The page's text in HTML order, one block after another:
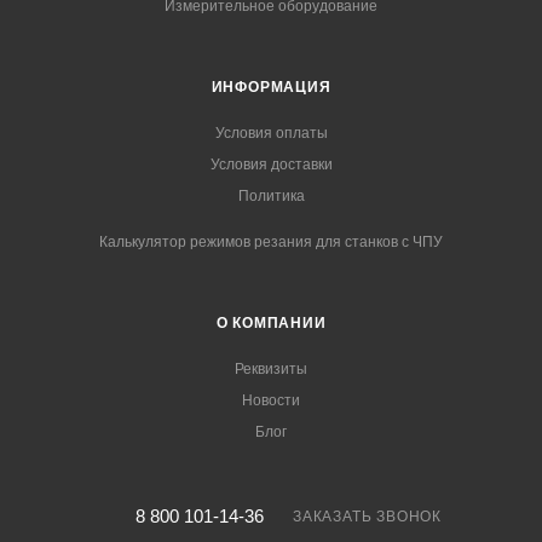
Измерительное оборудование
ИНФОРМАЦИЯ
Условия оплаты
Условия доставки
Политика
Калькулятор режимов резания для станков с ЧПУ
О КОМПАНИИ
Реквизиты
Новости
Блог
8 800 101-14-36 ЗАКАЗАТЬ ЗВОНОК